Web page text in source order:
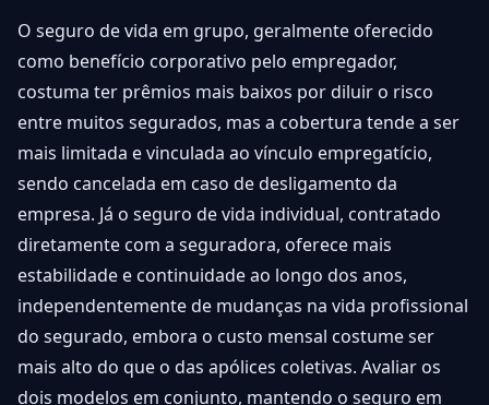
O seguro de vida em grupo, geralmente oferecido
como benefício corporativo pelo empregador,
costuma ter prêmios mais baixos por diluir o risco
entre muitos segurados, mas a cobertura tende a ser
mais limitada e vinculada ao vínculo empregatício,
sendo cancelada em caso de desligamento da
empresa. Já o seguro de vida individual, contratado
diretamente com a seguradora, oferece mais
estabilidade e continuidade ao longo dos anos,
independentemente de mudanças na vida profissional
do segurado, embora o custo mensal costume ser
mais alto do que o das apólices coletivas. Avaliar os
dois modelos em conjunto, mantendo o seguro em